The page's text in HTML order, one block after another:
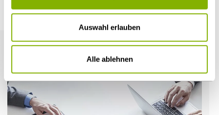
Auswahl erlauben
Alle ablehnen
Weitere Artikel